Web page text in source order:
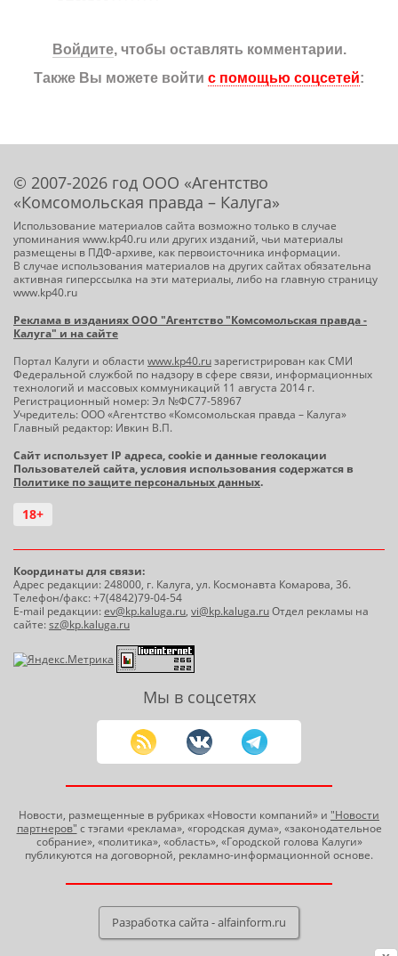
Войдите, чтобы оставлять комментарии.
Также Вы можете войти с помощью соцсетей:
© 2007-2026 год ООО «Агентство
«Комсомольская правда – Калуга»
Использование материалов сайта возможно только в случае
упоминания www.kp40.ru или других изданий, чьи материалы
размещены в ПДФ-архиве, как первоисточника информации.
В случае использования материалов на других сайтах обязательна
активная гиперссылка на эти материалы, либо на главную страницу
www.kp40.ru
Реклама в изданиях ООО "Агентство "Комсомольская правда -
Калуга" и на сайте
Портал Калуги и области www.kp40.ruзарегистрирован как СМИ
Федеральной службой по надзору в сфере связи, информационных
технологий и массовых коммуникаций 11 августа 2014 г.
Регистрационный номер: Эл №ФС77-58967
Учредитель: ООО «Агентство «Комсомольская правда – Калуга»
Главный редактор: Ивкин В.П.
Сайт использует IP адреса, cookie и данные геолокации
Пользователей сайта, условия использования содержатся в
Политике по защите персональных данных.
18+
Координаты для связи:
Адрес редакции: 248000, г. Калуга, ул. Космонавта Комарова, 36.
Телефон/факс: +7(4842)79-04-54
E-mail редакции:ev@kp.kaluga.ru, vi@kp.kaluga.ruОтдел рекламы на
сайте:sz@kp.kaluga.ru
Мы в соцсетях
Новости, размещенные в рубриках «Новости компаний» и "Новости
партнеров" с тэгами «реклама», «городская дума», «законодательное
собрание», «политика», «область», «Городской голова Калуги»
публикуются на договорной, рекламно-информационной основе.
Разработка сайта - alfainform.ru